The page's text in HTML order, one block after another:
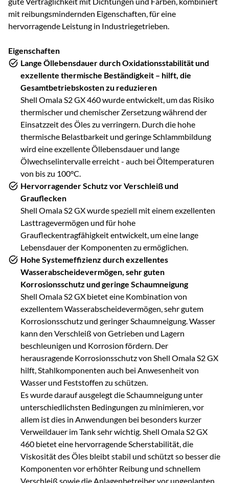
mit reibungsmindernden Eigenschaften, für eine
hervorragende Leistung in Industriegetrieben.
Eigenschaften
Lange Öllebensdauer durch Oxidationsstabilität und
exzellente thermische Beständigkeit – hilft, die
Gesamtbetriebskosten zu reduzieren
Shell Omala S2 GX 460 wurde entwickelt, um das Risiko
thermischer und chemischer Zersetzung während der
Einsatzzeit des Öles zu verringern. Durch die hohe
thermische Belastbarkeit und geringe Schlammbildung
wird eine exzellente Öllebensdauer und lange
Ölwechselintervalle erreicht - auch bei Öltemperaturen
von bis zu 100°C.
Hervorragender Schutz vor Verschleiß und
Grauflecken
Shell Omala S2 GX wurde speziell mit einem exzellenten
Lasttragevermögen und für hohe
Graufleckentragfähigkeit entwickelt, um eine lange
Lebensdauer der Komponenten zu ermöglichen.
Hohe Systemeffizienz durch exzellentes
Wasserabscheidevermögen, sehr guten
Korrosionsschutz und geringe Schaumneigung
Shell Omala S2 GX bietet eine Kombination von
exzellentem Wasserabscheidevermögen, sehr gutem
Korrosionsschutz und geringer Schaumneigung. Wasser
kann den Verschleiß von Getrieben und Lagern
beschleunigen und Korrosion fördern. Der
herausragende Korrosionsschutz von Shell Omala S2 GX
hilft, Stahlkomponenten auch bei Anwesenheit von
Wasser und Feststoffen zu schützen.
Es wurde darauf ausgelegt die Schaumneigung unter
unterschiedlichsten Bedingungen zu minimieren, vor
allem ist dies in Anwendungen bei besonders kurzer
Verweildauer im Tank sehr wichtig. Shell Omala S2 GX
460 bietet eine hervorragende Scherstabilität, die
Viskosität des Öles bleibt stabil und schützt so besser die
Komponenten vor erhöhter Reibung und schnellem
Verschleiß sowie die Anlagenbetreiber vor ungeplanten